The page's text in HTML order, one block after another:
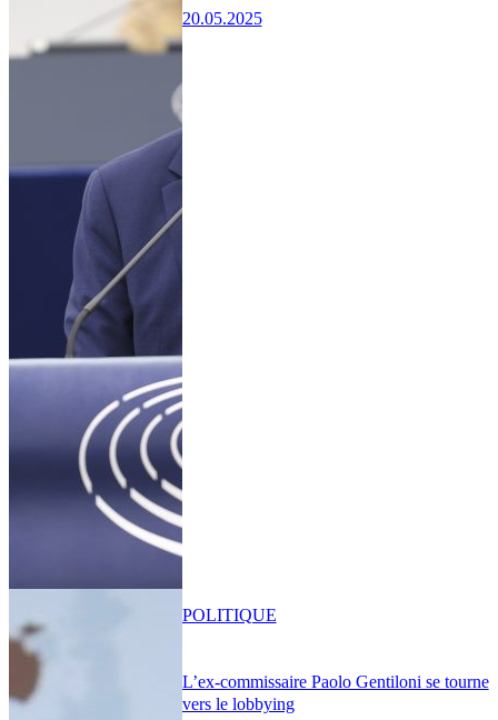
20.05.2025
L’ex-commissaire Paolo Gentiloni se tourne
vers le lobbying
POLITIQUE